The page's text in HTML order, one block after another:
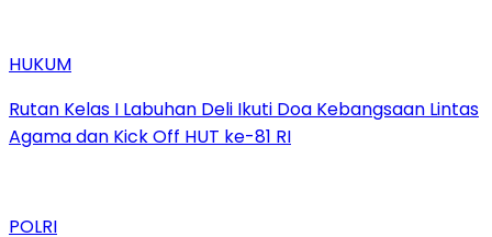
HUKUM
Rutan Kelas I Labuhan Deli Ikuti Doa Kebangsaan Lintas
Agama dan Kick Off HUT ke-81 RI
POLRI